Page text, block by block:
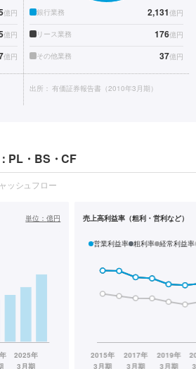
億円
億円
億円
銀行業務 2,131億円
リース業務 176億円
その他業務 37億円
出所： 有価証券報告書（2010年3月期）
PL・BS・CF
ッシュフロー
単位：億円 売上高利益率（粗利・営利など）
営業利益率 粗利率 経常利益率